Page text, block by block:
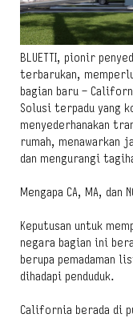
BLUETTI, pionir
terbarukan,
bagian baru –
Solusi terpadu yang
menyederhanakan
rumah, menawarkan
dan mengurangi
Mengapa CA, MA, dan
Keputusan untuk
negara bagian ini
berupa pemadaman
dihadapi penduduk.
California berada di